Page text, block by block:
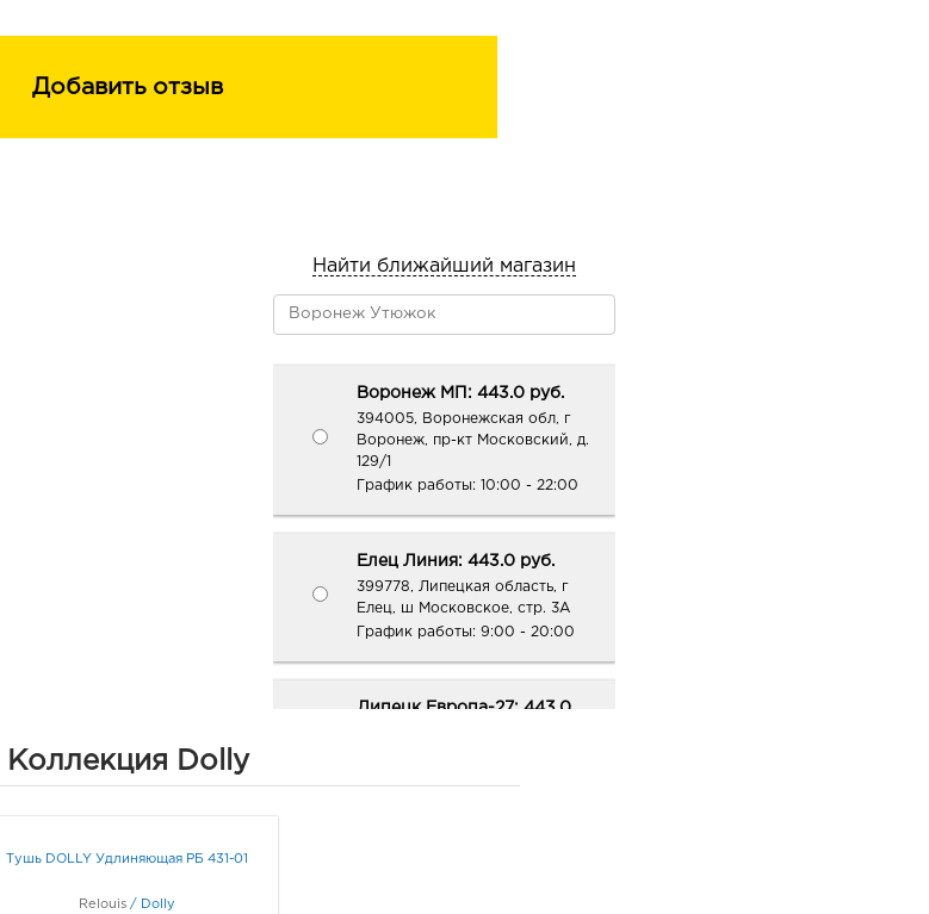
Добавить отзыв
Найти ближайший магазин
Воронеж МП: 443.0 руб.
394005, Воронежская обл, г
Воронеж, пр-кт Московский, д.
129/1
График работы: 10:00 - 22:00
Елец Линия: 443.0 руб.
399778, Липецкая область, г
Елец, ш Московское, стр. 3А
График работы: 9:00 - 20:00
Липецк Европа-27: 443.0
Коллекция Dolly
Тушь DOLLY Удлиняющая РБ 431-01
Relouis / Dolly